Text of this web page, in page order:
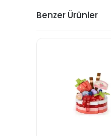
Benzer Ürünler